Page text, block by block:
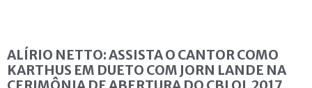
ALÍRIO NETTO: ASSISTA O CANTOR COMO
KARTHUS EM DUETO COM JORN LANDE NA